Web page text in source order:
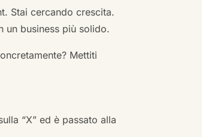
Stai cercando crescita.
un business più solido.
Mettiti
“X” ed è passato alla